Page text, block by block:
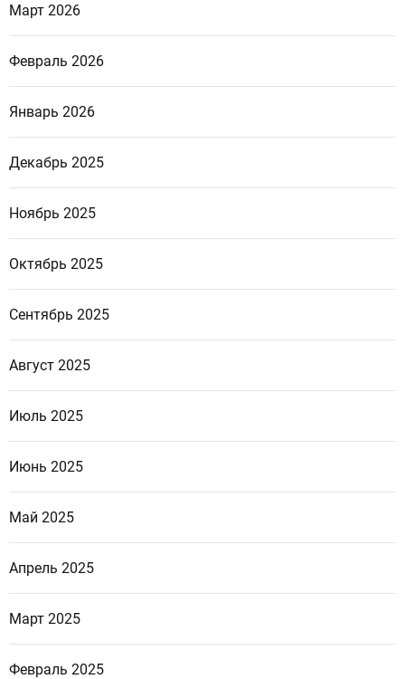
Март 2026
Февраль 2026
Январь 2026
Декабрь 2025
Ноябрь 2025
Октябрь 2025
Сентябрь 2025
Август 2025
Июль 2025
Июнь 2025
Май 2025
Апрель 2025
Март 2025
Февраль 2025